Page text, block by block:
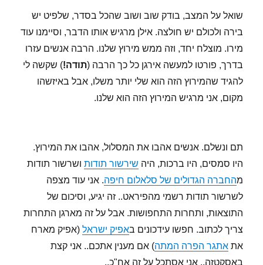
שואל על המצב, בודק שוב ושוב שהכל בסדר, שלפיט יש
בירה ולכולם יש חולצה. אילן מרגיש אותו הדבר, וסיימנו עוד
מירו. מוצלח יחד, וזה ממש מירוץ שלנו. הרבה אנשים עזרו
בדרך, פורטו למעשה אירגן כל כך הרבה (תודה!) שקשה לי
להגיד שהמירוץ הזה הוא שלי יותר משלו, אבל באיזשהו
מקום, אני מרגיש המירוץ הזה הוא שלנו.
תם ונשלם. אנשים אהבו את המסלול, אהבו את המירוץ.
היו סמסים, היו ברכות, היה שירשור תודות ושרשור תודות
מהחברה הגדולים של סלאלום חיפה. אני עוד מצפה
לשרשור תודות רשמי מהפיראט.. זה יגיע, וסיכום של
התוצאות, ותחרות התחפושות. אבל על זה מארגן התחרות
צריך לכתוב. חפשו עידכונים באפיק ישראל (אפיק מארח
אתאתגר הפרה המתה) אם מענין אתכם.. אני קצת
באסקטזה.. אני אסתכל על זה אח"כ..